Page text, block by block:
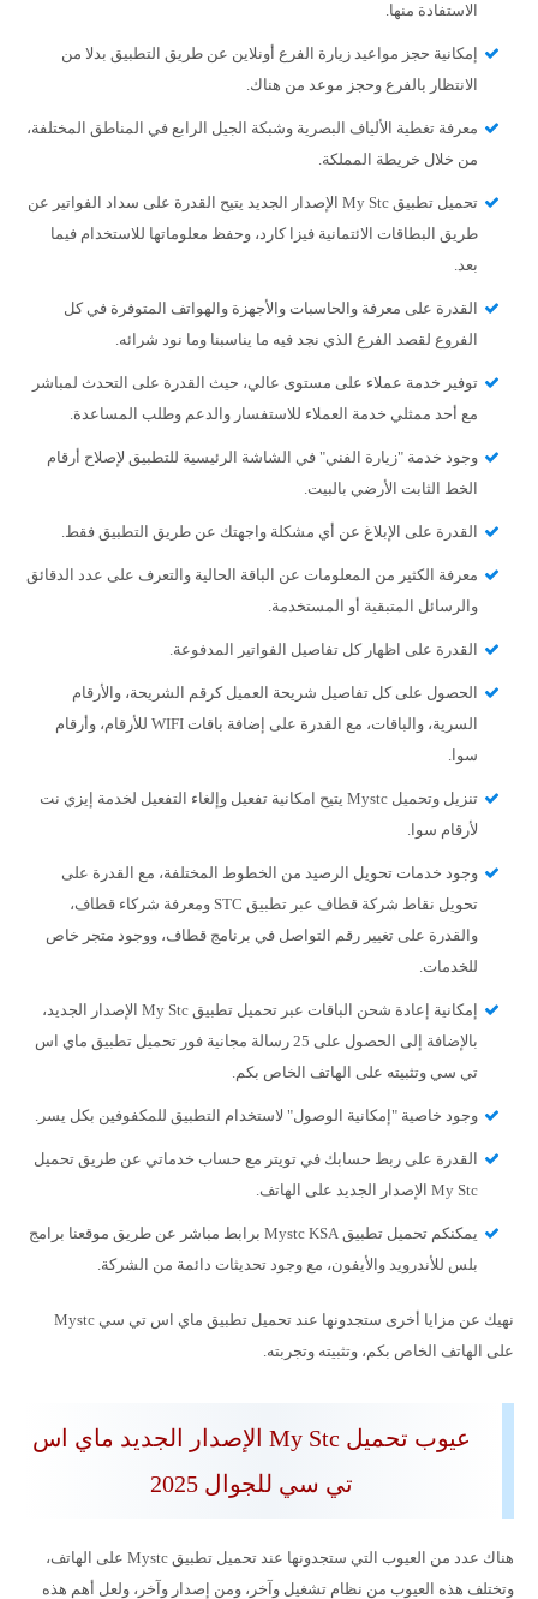
الاستفادة منها.
إمكانية حجز مواعيد زيارة الفرع أونلاين عن طريق التطبيق بدلا من
الانتظار بالفرع وحجز موعد من هناك.
معرفة تغطية الألياف البصرية وشبكة الجيل الرابع في المناطق المختلفة،
من خلال خريطة المملكة.
تحميل تطبيق My Stc الإصدار الجديد يتيح القدرة على سداد الفواتير عن
طريق البطاقات الائتمانية فيزا كارد، وحفظ معلوماتها للاستخدام فيما
بعد.
القدرة على معرفة والحاسبات والأجهزة والهواتف المتوفرة في كل
الفروع لقصد الفرع الذي نجد فيه ما يناسبنا وما نود شرائه.
توفير خدمة عملاء على مستوى عالي، حيث القدرة على التحدث لمباشر
مع أحد ممثلي خدمة العملاء للاستفسار والدعم وطلب المساعدة.
وجود خدمة "زيارة الفني" في الشاشة الرئيسية للتطبيق لإصلاح أرقام
الخط الثابت الأرضي بالبيت.
القدرة على الإبلاغ عن أي مشكلة واجهتك عن طريق التطبيق فقط.
معرفة الكثير من المعلومات عن الباقة الحالية والتعرف على عدد الدقائق
والرسائل المتبقية أو المستخدمة.
القدرة على اظهار كل تفاصيل الفواتير المدفوعة.
الحصول على كل تفاصيل شريحة العميل كرقم الشريحة، والأرقام
السرية، والباقات، مع القدرة على إضافة باقات WIFI للأرقام، وأرقام
سوا.
تنزيل وتحميل Mystc يتيح امكانية تفعيل وإلغاء التفعيل لخدمة إيزي نت
لأرقام سوا.
وجود خدمات تحويل الرصيد من الخطوط المختلفة، مع القدرة على
تحويل نقاط شركة قطاف عبر تطبيق STC ومعرفة شركاء قطاف،
والقدرة على تغيير رقم التواصل في برنامج قطاف، ووجود متجر خاص
للخدمات.
إمكانية إعادة شحن الباقات عبر تحميل تطبيق My Stc الإصدار الجديد،
بالإضافة إلى الحصول على 25 رسالة مجانية فور تحميل تطبيق ماي اس
تي سي وتثبيته على الهاتف الخاص بكم.
وجود خاصية "إمكانية الوصول" لاستخدام التطبيق للمكفوفين بكل يسر.
القدرة على ربط حسابك في تويتر مع حساب خدماتي عن طريق تحميل
My Stc الإصدار الجديد على الهاتف.
يمكنكم تحميل تطبيق Mystc KSA برابط مباشر عن طريق موقعنا برامج
بلس للأندرويد والأيفون، مع وجود تحديثات دائمة من الشركة.
نهيك عن مزايا أخرى ستجدونها عند تحميل تطبيق ماي اس تي سي Mystc
على الهاتف الخاص بكم، وتثبيته وتجربته.
عيوب تحميل My Stc الإصدار الجديد ماي اس
تي سي للجوال 2025
هناك عدد من العيوب التي ستجدونها عند تحميل تطبيق Mystc على الهاتف،
وتختلف هذه العيوب من نظام تشغيل وآخر، ومن إصدار وآخر، ولعل أهم هذه